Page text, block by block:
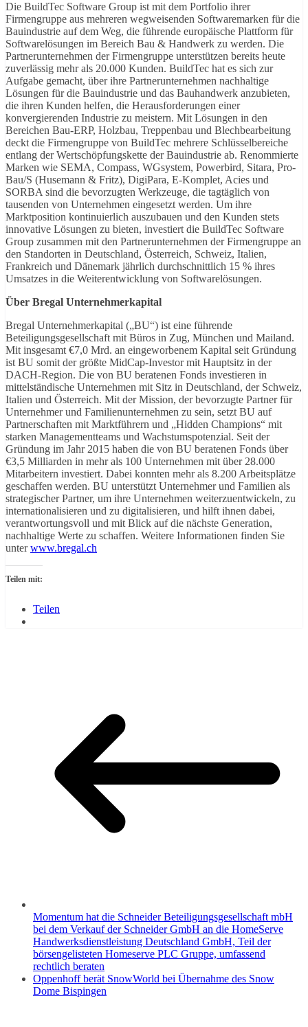
Die BuildTec Software Group ist mit dem Portfolio ihrer
Firmengruppe aus mehreren wegweisenden Softwaremarken für die
Bauindustrie auf dem Weg, die führende europäische Plattform für
Softwarelösungen im Bereich Bau & Handwerk zu werden. Die
Partnerunternehmen der Firmengruppe unterstützen bereits heute
zuverlässig mehr als 20.000 Kunden. BuildTec hat es sich zur
Aufgabe gemacht, über ihre Partnerunternehmen nachhaltige
Lösungen für die Bauindustrie und das Bauhandwerk anzubieten,
die ihren Kunden helfen, die Herausforderungen einer
konvergierenden Industrie zu meistern. Mit Lösungen in den
Bereichen Bau-ERP, Holzbau, Treppenbau und Blechbearbeitung
deckt die Firmengruppe von BuildTec mehrere Schlüsselbereiche
entlang der Wertschöpfungskette der Bauindustrie ab. Renommierte
Marken wie SEMA, Compass, WGsystem, Powerbird, Sitara, Pro-
Bau/S (Husemann & Fritz), DigiPara, E-Komplet, Acies und
SORBA sind die bevorzugten Werkzeuge, die tagtäglich von
tausenden von Unternehmen eingesetzt werden. Um ihre
Marktposition kontinuierlich auszubauen und den Kunden stets
innovative Lösungen zu bieten, investiert die BuildTec Software
Group zusammen mit den Partnerunternehmen der Firmengruppe an
den Standorten in Deutschland, Österreich, Schweiz, Italien,
Frankreich und Dänemark jährlich durchschnittlich 15 % ihres
Umsatzes in die Weiterentwicklung von Softwarelösungen.
Über Bregal Unternehmerkapital
Bregal Unternehmerkapital („BU“) ist eine führende
Beteiligungsgesellschaft mit Büros in Zug, München und Mailand.
Mit insgesamt €7,0 Mrd. an eingeworbenem Kapital seit Gründung
ist BU somit der größte MidCap-Investor mit Hauptsitz in der
DACH-Region. Die von BU beratenen Fonds investieren in
mittelständische Unternehmen mit Sitz in Deutschland, der Schweiz,
Italien und Österreich. Mit der Mission, der bevorzugte Partner für
Unternehmer und Familienunternehmen zu sein, setzt BU auf
Partnerschaften mit Marktführern und „Hidden Champions“ mit
starken Managementteams und Wachstumspotenzial. Seit der
Gründung im Jahr 2015 haben die von BU beratenen Fonds über
€3,5 Milliarden in mehr als 100 Unternehmen mit über 28.000
Mitarbeitern investiert. Dabei konnten mehr als 8.200 Arbeitsplätze
geschaffen werden. BU unterstützt Unternehmer und Familien als
strategischer Partner, um ihre Unternehmen weiterzuentwickeln, zu
internationalisieren und zu digitalisieren, und hilft ihnen dabei,
verantwortungsvoll und mit Blick auf die nächste Generation,
nachhaltige Werte zu schaffen. Weitere Informationen finden Sie
unterwww.bregal.ch
Teilen mit:
Teilen
Momentum hat die Schneider Beteiligungsgesellschaft mbH
bei dem Verkauf der Schneider GmbH an die HomeServe
Handwerksdienstleistung Deutschland GmbH, Teil der
börsengelisteten Homeserve PLC Gruppe, umfassend
rechtlich beraten
Oppenhoff berät SnowWorld bei Übernahme des Snow
Dome Bispingen